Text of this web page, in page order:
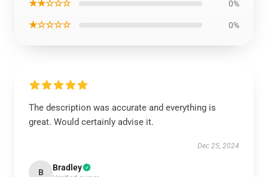
★★☆☆☆ 0%
★☆☆☆☆ 0%
The description was accurate and everything is
great. Would certainly advise it.
Dec 25, 2024
B Bradley